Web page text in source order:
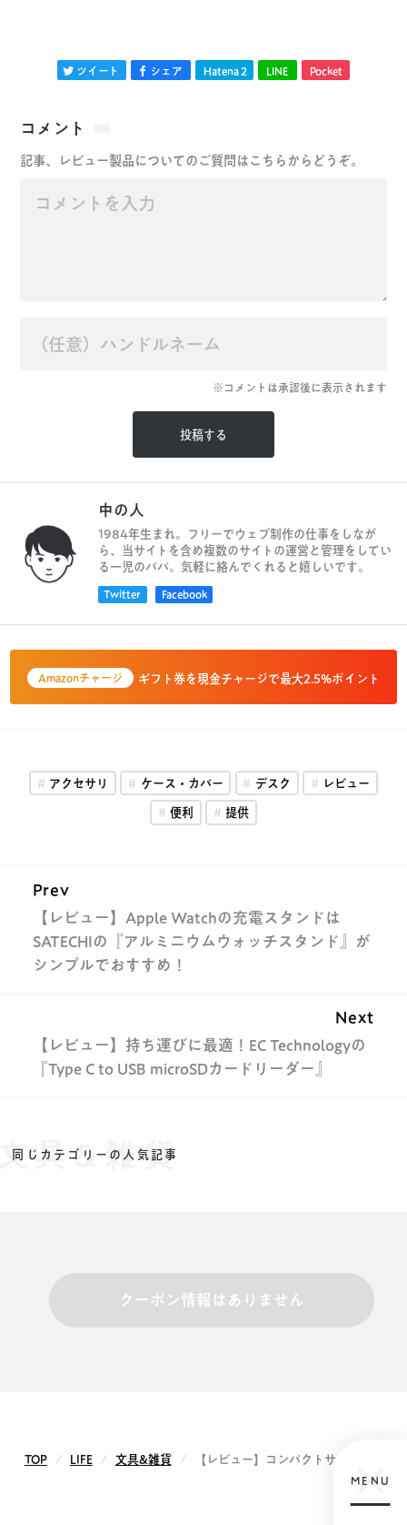
ツイート シェア Hatena 2 LINE Pocket
コメント
記事、レビュー製品についてのご質問はこちらからどうぞ。
※コメントは承認後に表示されます
中の人
1984年生まれ。フリーでウェブ制作の仕事をしなが
ら、当サイトを含め複数のサイトの運営と管理をしてい
る一児のパパ。気軽に絡んでくれると嬉しいです。
Twitter Facebook
Amazonチャージ ギフト券を現金チャージで最大2.5%ポイント
アクセサリ ケース・カバー デスク レビュー
便利 提供
Prev
【レビュー】Apple Watchの充電スタンドは
SATECHIの『アルミニウムウォッチスタンド』が
シンプルでおすすめ！
Next
【レビュー】持ち運びに最適！EC Technologyの
『Type C to USB microSDカードリーダー』
具&雑貨
同じカテゴリーの人気記事
クーポン情報はありません
TOP LIFE 文具&雑貨 【レビュー】コンパクトサイズに折り
MENU